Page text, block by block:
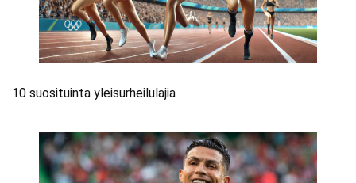
10 suosituinta yleisurheilulajia